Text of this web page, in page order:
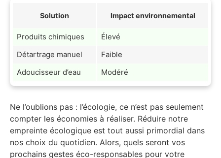
Solution Impact environnemental
Produits chimiques
Élevé
Détartrage manuel
Faible
Adoucisseur d’eau
Modéré
Ne l’oublions pas : l’écologie, ce n’est pas seulement
compter les économies à réaliser. Réduire notre
empreinte écologique est tout aussi primordial dans
nos choix du quotidien. Alors, quels seront vos
prochains gestes éco-responsables pour votre